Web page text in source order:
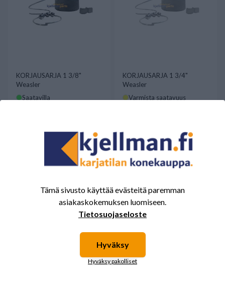
KORJAUSARJA 1 3/8"
Weasler
Saatavilla
KORJAUSARJA 1 3/4"
Weasler
Varmista saatavuus
1
Tämä sivusto käyttää evästeitä paremman
asiakaskokemuksen luomiseen.
Tietosuojaseloste
Hyväksy
Hyväksy pakolliset